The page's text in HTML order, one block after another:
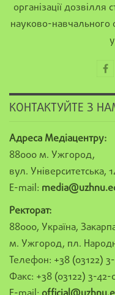
організації
науково-
КОНТАКТУЙТЕ З
Адреса Медіацентру:
88000 м. Ужгород,
вул. Університетська,
E-mail:
Ректорат:
88000, Україна,
м. Ужгород, пл.
Телефон: +38 (03122)
Факс: +38 (03122) 3-42-